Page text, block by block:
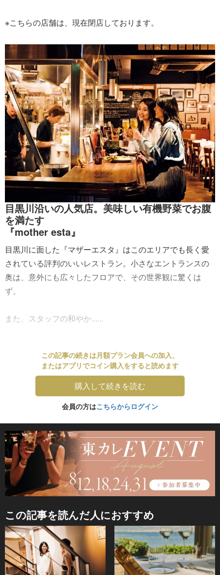
※こちらの店舗は、現在閉店しております。
目黒川沿いの人気店。美味しい有機野菜でお腹
を満たす
『mother esta』
目黒川に面した『マザーエスタ』はこのエリアでも長く愛
されている評判のいいレストラン。小さなエントランスの
奥は、意外にも広々したフロアで、その世界観に驚くは
ず。
また、スタッフの和やか......
この記事の続きは月額プラン会員への加入、
またはアプリでコイン購入をすると読めます
購入して続きを読む
会員の方はこちらからログイン
この記事を読んだ人におすすめ